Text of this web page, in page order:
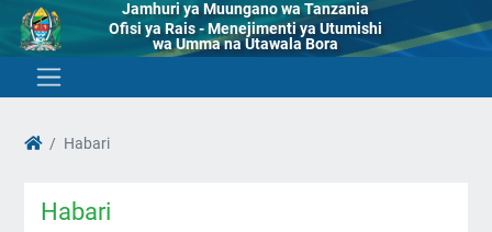
Jamhuri ya Muungano wa Tanzania
Ofisi ya Rais - Menejimenti ya Utumishi
wa Umma na Utawala Bora
Habari
Habari